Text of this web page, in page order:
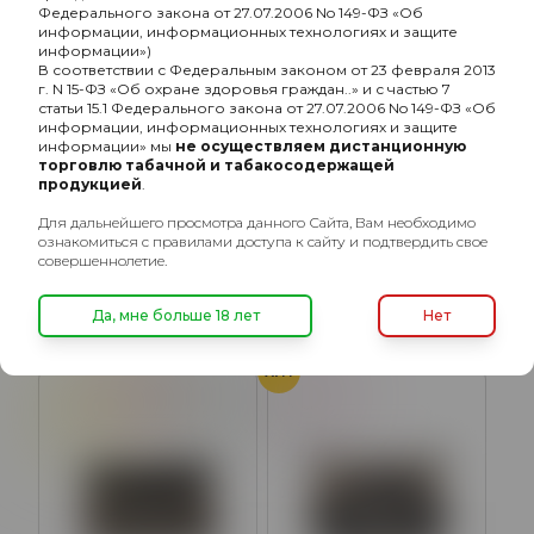
Bonche с ароматом Ирга
680₽
линг (Singapore Sling),
30гр.
680₽
ХИТ
Ягоды
Федерального закона от 27.07.2006 No 149-ФЗ «Об
информации, информационных технологиях и защите
информации»)
В соответствии с Федеральным законом от 23 февраля 2013
г. N 15-ФЗ «Об охране здоровья граждан..» и с частью 7
статьи 15.1 Федерального закона от 27.07.2006 No 149-ФЗ «Об
информации, информационных технологиях и защите
информации» мы не осуществляем дистанционную
торговлю табачной и табакосодержащей
продукцией
Для дальнейшего просмотра данного Сайта, Вам необходимо
ознакомиться с правилами доступа к сайту и подтвердить свое
совершеннолетие.
Да, мне больше 18 лет Нет